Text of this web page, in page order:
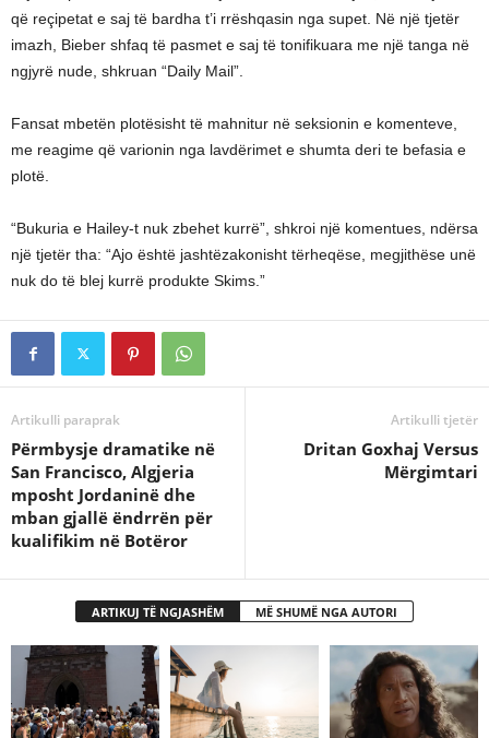
që reçipetat e saj të bardha t’i rrëshqasin nga supet. Në një tjetër
imazh, Bieber shfaq të pasmet e saj të tonifikuara me një tanga në
ngjyrë nude, shkruan “Daily Mail”.
Fansat mbetën plotësisht të mahnitur në seksionin e komenteve,
me reagime që varionin nga lavdërimet e shumta deri te befasia e
plotë.
“Bukuria e Hailey-t nuk zbehet kurrë”, shkroi një komentues, ndërsa
një tjetër tha: “Ajo është jashtëzakonisht tërheqëse, megjithëse unë
nuk do të blej kurrë produkte Skims.”
Artikulli paraprak
Përmbysje dramatike në
San Francisco, Algjeria
mposht Jordaninë dhe
mban gjallë ëndrrën për
kualifikim në Botëror
Artikulli tjetër
Dritan Goxhaj Versus
Mërgimtari
ARTIKUJ TË NGJASHËM MË SHUMË NGA AUTORI